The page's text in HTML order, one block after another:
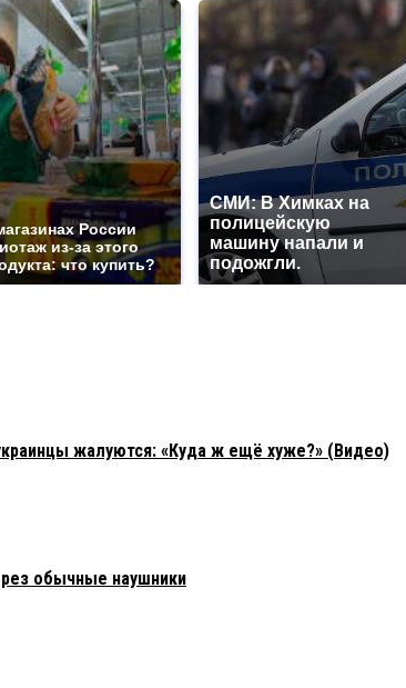
России
из-за этого
что купить?
СМИ: В Химках на
полицейскую
машину напали и
подожгли.
жалуются: «Куда ж ещё хуже?» (Видео)
обычные наушники